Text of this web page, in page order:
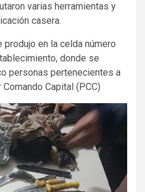
varias herramientas y
casera.
en la celda número
donde se
personas pertenecientes a
Capital (PCC)